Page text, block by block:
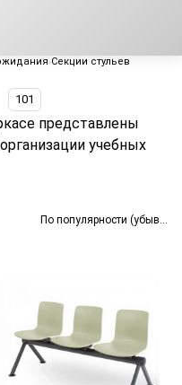
Секции стульев
101
представлены
учебных
По популярности